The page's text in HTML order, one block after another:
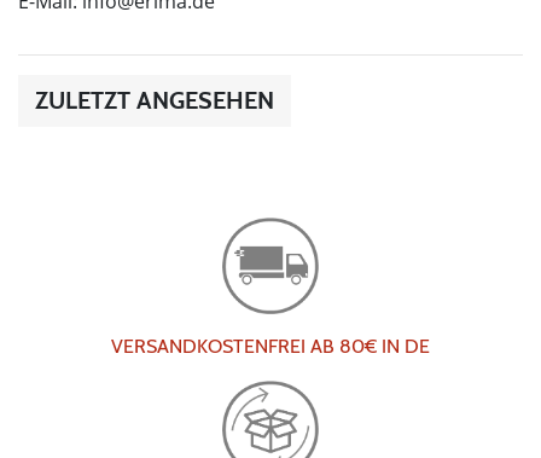
ZULETZT ANGESEHEN
VERSANDKOSTENFREI AB 80€ IN DE